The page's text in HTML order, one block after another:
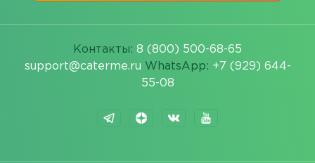
Контакты: 8 (800) 500-68-65
support@caterme.ru WhatsApp: +7 (929) 644-
55-08